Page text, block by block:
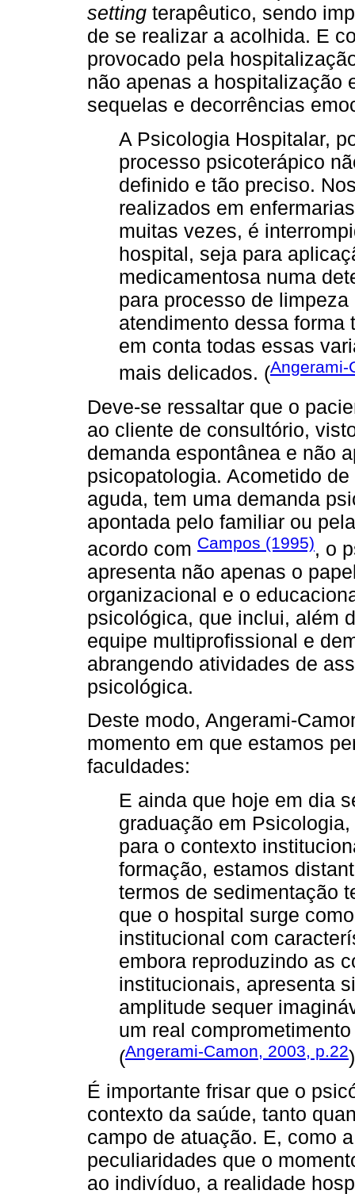
setting terapêutico, sendo
de se realizar a acolhida. E
provocado pela
não apenas a hospitalização
sequelas e decorrências
A Psicologia Hospitalar,
processo psicoterápico
definido e tão preciso.
realizados em
muitas vezes, é
hospital, seja para
medicamentosa numa
para processo de
atendimento dessa forma
em conta todas essas
mais delicados. (Angerami-
Deve-se ressaltar que o
ao cliente de consultório,
demanda espontânea e não
psicopatologia. Acometido
aguda, tem uma demanda
apontada pelo familiar ou
acordo com Campos (1995), o
apresenta não apenas o
organizacional e o
psicológica, que inclui, além
equipe multiprofissional e
abrangendo atividades de
psicológica.
Deste modo, Angerami-
momento em que estamos
faculdades:
E ainda que hoje em dia
graduação em
para o contexto
formação, estamos
termos de sedimentação
que o hospital surge
institucional com
embora reproduzindo as
institucionais, apresenta
amplitude sequer
um real
(Angerami-Camon, 2003, p.22)
É importante frisar que o
contexto da saúde, tanto
campo de atuação. E, como
peculiaridades que o
ao indivíduo, a realidade